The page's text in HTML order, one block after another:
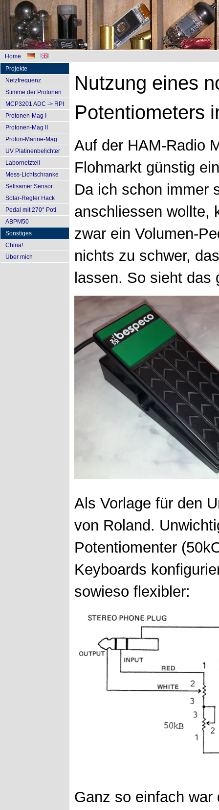
Home
Projekte
Netzfrequenz
Stimme der Protonen
MCP3201 ADC -> RPI
Protonen-Mag I
Protonen-Mag II
Proton-Marine-Mag
UV Platinenbelichter
Labornetzteil
Mess-Lichtschranke
Seltsamer Sensor
Solar-Regler Hack
Pedal mit 270° Poti
ABPM50
Sonstiges
China!
Über mich
Nutzung eines
Potentiometers
Auf der HAM-Radio
Flohmarkt günstig
Da ich schon immer
anschliessen wollte,
zwar ein Volumen-
nichts zu schwer,
lassen. So sieht das
Als Vorlage für den
von Roland.
Potentiomenter
Keyboards
sowieso flexibler:
Ganz so einfach